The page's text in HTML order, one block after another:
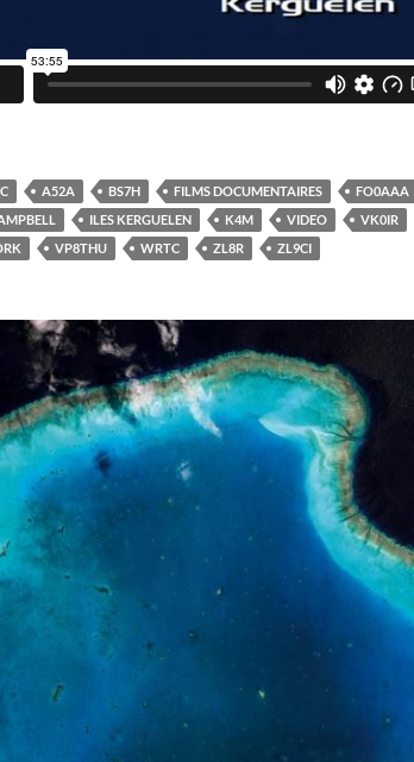
A52A BS7H FILMS DOCUMENTAIRES
FO0AAA
ILES KERGUELEN K4M VIDEO
VK0IR
VP8THU WRTC ZL8R ZL9CI